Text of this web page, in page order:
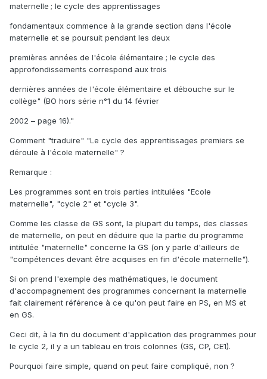
maternelle ; le cycle des apprentissages
fondamentaux commence à la grande section dans l'école
maternelle et se poursuit pendant les deux
premières années de l'école élémentaire ; le cycle des
approfondissements correspond aux trois
dernières années de l'école élémentaire et débouche sur le
collège" (BO hors série n°1 du 14 février
2002 – page 16)."
Comment "traduire" "Le cycle des apprentissages premiers se
déroule à l'école maternelle" ?
Remarque :
Les programmes sont en trois parties intitulées "Ecole
maternelle", "cycle 2" et "cycle 3".
Comme les classe de GS sont, la plupart du temps, des classes
de maternelle, on peut en déduire que la partie du programme
intitulée "maternelle" concerne la GS (on y parle d'ailleurs de
"compétences devant être acquises en fin d'école maternelle").
Si on prend l'exemple des mathématiques, le document
d'accompagnement des programmes concernant la maternelle
fait clairement référence à ce qu'on peut faire en PS, en MS et
en GS.
Ceci dit, à la fin du document d'application des programmes pour
le cycle 2, il y a un tableau en trois colonnes (GS, CP, CE1).
Pourquoi faire simple, quand on peut faire compliqué, non ?